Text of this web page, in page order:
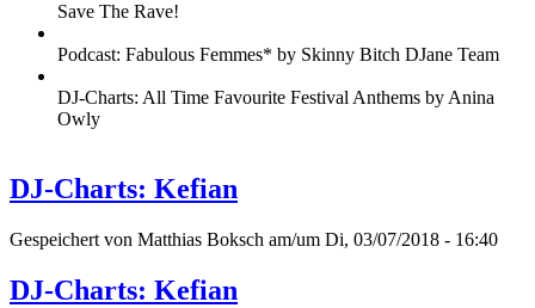
Save The Rave!
Podcast: Fabulous Femmes* by Skinny Bitch DJane Team
DJ-Charts: All Time Favourite Festival Anthems by Anina
Owly
DJ-Charts: Kefian
Gespeichert von Matthias Boksch am/um Di, 03/07/2018 - 16:40
DJ-Charts: Kefian